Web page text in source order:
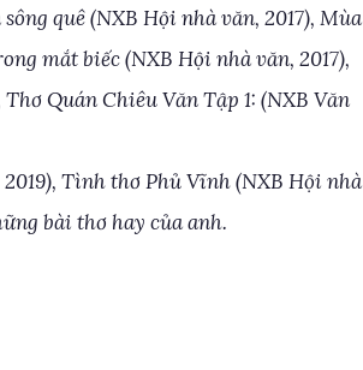
quê (NXB Hội nhà văn, 2017), Mùa
mắt biếc (NXB Hội nhà văn, 2017),
Quán Chiêu Văn Tập 1: (NXB Văn
Tình thơ Phủ Vĩnh (NXB Hội nhà
bài thơ hay của anh.